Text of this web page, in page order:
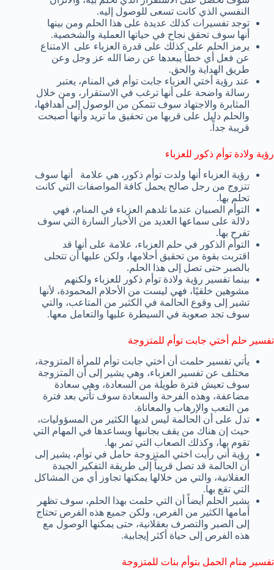
النفسي الذي كانت تسعى للوصول إليه.
توجد تفسيرات كذلك عديدة على هذا الحلم ومن بينها
أنها سوف تحقق نجاح في حياتها العملية والشخصية.
يرمز الحلم على كذلك على قدرة العزباء على الامتناع
عن فعل أي خطأ يبعدها عن رضا الله عز وجل وعن
طريق الهداية والحق.
عند رؤية أختي العزباء جابت توأم في المنام، يعتبر
رسالة واضحة على أنها ترغب في الاستقرار، ومن خلال
المثابرة والاجتهاد سوف تتمكن من الوصول إلى أهدافها،
والحلم دليل على قربها من تحقيق ما تريد وأنها أصبحت
قريبة جداً.
رؤية ولادة توأم ذكور للعزباء
رؤية العزباء أنها ولدت توأم ذكور، هي علامة أنها سوف
تتزوج من رجل صالح يحمل كافة المواصفات التي كانت
تحلم بها.
التوأم الصبيان عندما تلدهم العزباء في المنام، فهي
دلالة على سماعها العديد من الأخبار السارة التي سوف
تفرح بها.
التوأم الذكور في حلم العزباء، علامة على أنها قد
اقتربت بقوة من تحقيق أحلامها، ولكن عليها أن تتحلى
بالصبر حتى تصل إلى هذا الحلم.
بينما تفسير رؤية ولادة توأم ذكور للعزباء ولكنهم
مشوهين خلقيًا، فهي ليست من الأحلام المحمودة، لأنها
تشير إلى وقوع الحالمة في الكثير من المتاعب، والتي
سوف تجد صعوبة في السيطرة عليها والتعامل معها.
تفسير حلم أختي جابت توأم للمتزوجة
يأتي تفسير حلمت أن أختي جابت توأم للمرأة المتزوجة،
مختلف عن تفسير العزباء، وهي يشير إلى أن المتزوجة
سوف تعيش فترة طويلة من السعادة، وهي سعادة
مضاعفة، وهذه الفرحة والسعادة سوف تأتي بعد فترة
من التعب والإرهاب والمعاناة.
تدل على أن الحالمة ليس لديها الكثير من المسؤوليات،
حيث إن هناك من يقف بجانبها ويساعدها في المهام التي
تقوم بها، وكذلك الصعاب التي تمر بها.
رؤية أني رأيت اختي المتزوجة حامل في توأم، يشير إلى
أن الحالمة قد تصل قريباً إلى طريقة التفكير الجيدة
العقلانية، والتي من خلالها يمكنها تجاوز أي من المشاكل
التي تقع بها.
يشير الحلم أيضاً أن التي حلمت بهذا الحلم، سوف تظهر
أمامها الكثير من الفرص، ولكن جميع هذه الفرص تحتاج
إلى الصبر والتصرف بعقلانية، حتى يمكنها الوصول مع
هذه الفرص إلى حياة أكثر إيجابية.
تفسير منام الحمل بتوأم بنات للمتزوجة